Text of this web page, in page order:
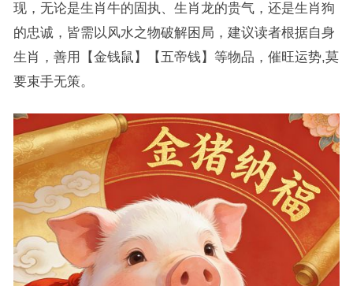
现，无论是生肖牛的固执、生肖龙的贵气，还是生肖狗
的忠诚，皆需以风水之物破解困局，建议读者根据自身
生肖，善用【金钱鼠】【五帝钱】等物品，催旺运势,莫
要束手无策。